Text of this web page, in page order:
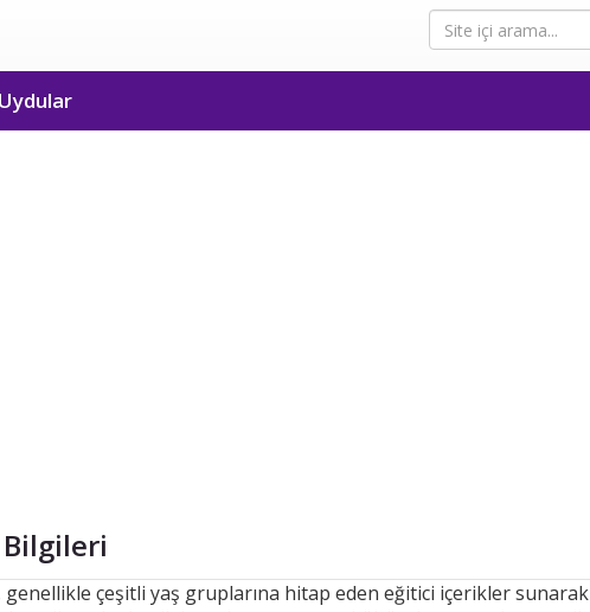
çeşitli yaş gruplarına hitap eden eğitici içerikler sunarak